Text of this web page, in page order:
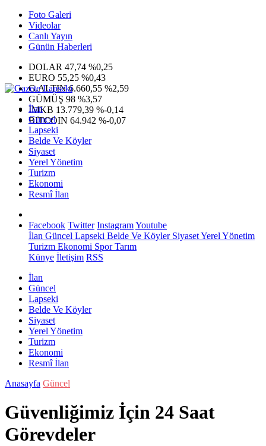
Foto Galeri
Videolar
Canlı Yayın
Günün Haberleri
DOLAR 47,74 %0,25
EURO 55,25 %0,43
G.ALTIN6.660,55 %2,59
GÜMÜŞ 98 %3,57
IMKB 13.779,39 %-0,14
BITCOIN 64.942 %-0,07
İlan
Güncel
Lapseki
Belde Ve Köyler
Siyaset
Yerel Yönetim
Turizm
Ekonomi
Resmî İlan
Facebook Twitter InstagramYoutube
İlan Güncel Lapseki Belde Ve KöylerSiyasetYerel Yönetim
Turizm Ekonomi SporTarım
Künye İletişim RSS
İlan
Güncel
Lapseki
Belde Ve Köyler
Siyaset
Yerel Yönetim
Turizm
Ekonomi
Resmî İlan
Anasayfa Güncel
Güvenliğimiz İçin 24 Saat
Görevdeler